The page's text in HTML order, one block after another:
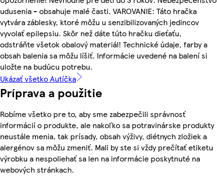
udusenia - obsahuje malé časti. VAROVANIE: Táto hračka
vytvára záblesky, ktoré môžu u senzibilizovaných jedincov
vyvolať epilepsiu. Skôr než dáte túto hračku dieťaťu,
odstráňte všetok obalový materiál! Technické údaje, farby a
obsah balenia sa môžu líšiť. Informácie uvedené na balení si
uložte na budúcu potrebu.
Ukázať všetko Autíčka
Príprava a použitie
Robíme všetko pre to, aby sme zabezpečili správnosť
informácií o produkte, ale nakoľko sa potravinárske produkty
neustále menia, tak prísady, obsah výživy, diétnych zložiek a
alergénov sa môžu zmeniť. Mali by ste si vždy prečítať etiketu
výrobku a nespoliehať sa len na informácie poskytnuté na
webových stránkach.